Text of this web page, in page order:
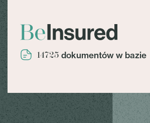
14725 dokumentów w bazie